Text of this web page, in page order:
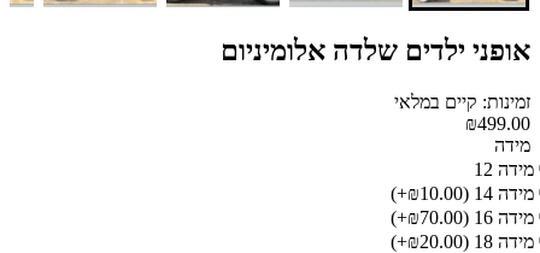
אופני ילדים שלדה אלומיניום
זמינות: קיים במלאי
₪499.00
מידה
מידה 12
מידה 14
(₪10.00+)
מידה 16
(₪70.00+)
מידה 18
(₪20.00+)